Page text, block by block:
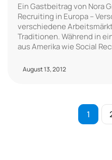
Ein Gastbeitrag von Nora
Recruiting in Europa –
verschiedene
Traditionen. Während in
aus Amerika wie Social
August 13, 2012
1